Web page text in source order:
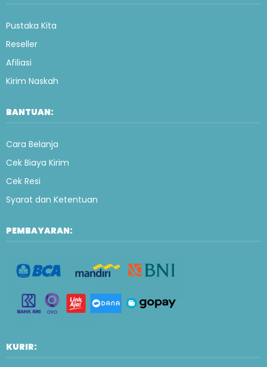
Pustaka Kita
Reseller
Afiliasi
Kirim Naskah
BANTUAN:
Cara Belanja
Cek Biaya Kirim
Cek Resi
Syarat dan Ketentuan
PEMBAYARAN:
KURIR: